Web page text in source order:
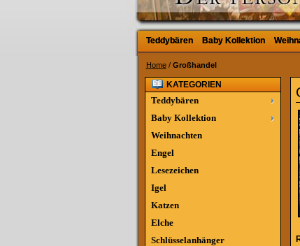
Teddybären Baby Kollektion
Teddybären Baby Kollektion
Home / Großhandel
KATEGORIEN
Teddybären
Baby Kollektion
Weihnachten
Engel
Lesezeichen
Igel
Katzen
Elche
Schlüsselanhänger